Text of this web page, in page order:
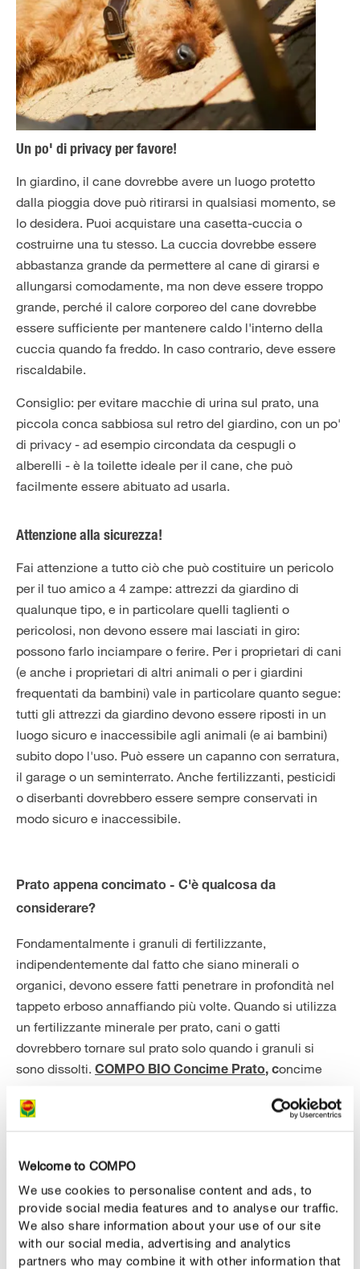
Welcome to COMPO
We use cookies to personalise content and ads, to
provide social media features and to analyse our traffic.
We also share information about your use of our site
with our social media, advertising and analytics
partners who may combine it with other information that
Un po' di privacy per favore!
In giardino, il cane dovrebbe avere un luogo protetto
dalla pioggia dove può ritirarsi in qualsiasi momento, se
lo desidera. Puoi acquistare una casetta-cuccia o
costruirne una tu stesso. La cuccia dovrebbe essere
abbastanza grande da permettere al cane di girarsi e
allungarsi comodamente, ma non deve essere troppo
grande, perché il calore corporeo del cane dovrebbe
essere sufficiente per mantenere caldo l'interno della
cuccia quando fa freddo. In caso contrario, deve essere
riscaldabile.
Consiglio: per evitare macchie di urina sul prato, una
piccola conca sabbiosa sul retro del giardino, con un po'
di privacy - ad esempio circondata da cespugli o
alberelli - è la toilette ideale per il cane, che può
facilmente essere abituato ad usarla.
Attenzione alla sicurezza!
Fai attenzione a tutto ciò che può costituire un pericolo
per il tuo amico a 4 zampe: attrezzi da giardino di
qualunque tipo, e in particolare quelli taglienti o
pericolosi, non devono essere mai lasciati in giro:
possono farlo inciampare o ferire. Per i proprietari di cani
(e anche i proprietari di altri animali o per i giardini
frequentati da bambini) vale in particolare quanto segue:
tutti gli attrezzi da giardino devono essere riposti in un
luogo sicuro e inaccessibile agli animali (e ai bambini)
subito dopo l'uso. Può essere un capanno con serratura,
il garage o un seminterrato. Anche fertilizzanti, pesticidi
o diserbanti dovrebbero essere sempre conservati in
modo sicuro e inaccessibile.
Prato appena concimato - C'è qualcosa da
considerare?
Fondamentalmente i granuli di fertilizzante,
indipendentemente dal fatto che siano minerali o
organici, devono essere fatti penetrare in profondità nel
tappeto erboso annaffiando più volte. Quando si utilizza
un fertilizzante minerale per prato, cani o gatti
dovrebbero tornare sul prato solo quando i granuli si
sono dissolti. COMPO BIO Concime Prato, concime
eccezione a questa regola: dopo averlo somministrato
sono presenti, oltre ai cani, anche erbivori come cavie o
conigli, bisogna lasciare che gli animali entrino nel prato
solo quando i grani del fertilizzante naturale BIO
organico si saranno disintegrati dopo alcuni giorni,
attraverso un'abbondante irrigazione. Gli erbivori